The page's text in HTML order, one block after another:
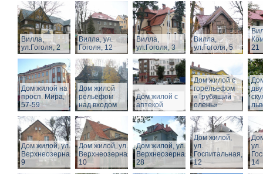
Вилла,
ул.Гоголя, 2
Вилла, ул.
Гоголя, 12
Вилла,
ул.Гоголя, 3
Вилла,
ул.Гоголя, 5
21
Дом жилой на
просп. Мира,
57-59
Дом жилой
рельефом
над входом
Дом жилой с
аптекой
Дом жилой с
горельефом
«Трубящий
олень»
Дом жилой, ул.
Верхнеозерная,
9
Дом жилой, ул.
Верхнеозерная,
10
Дом жилой, ул.
Верхнеозерная,
28
Дом жилой,
ул.
Госпитальная,
12
ул.
14